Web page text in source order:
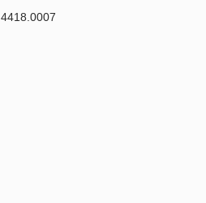
4418.0007